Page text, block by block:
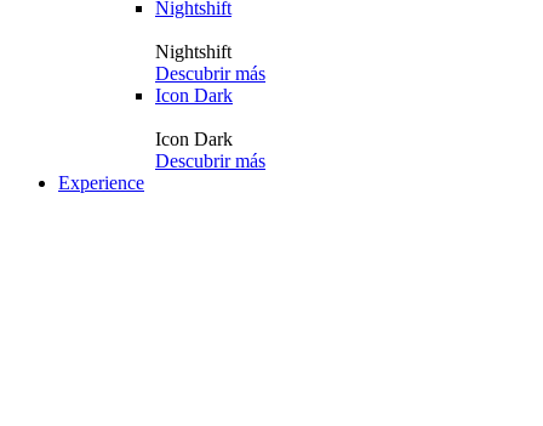
Nightshift
Nightshift
Descubrir más
Icon Dark
Icon Dark
Descubrir más
Experience